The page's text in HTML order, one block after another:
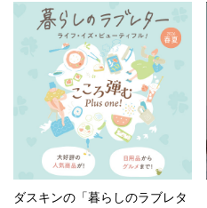
ダスキンの「暮らしのラブレタ